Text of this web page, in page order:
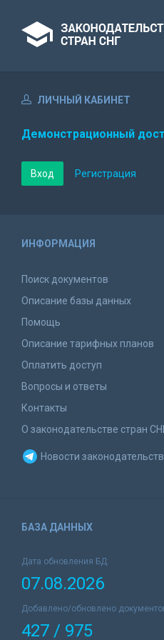
ЛИЧНЫЙ КАБИНЕТ
Демонстрационный
Вход Регистрация
ИНФОРМАЦИЯ
Поиск документов
Описание базы данных
Помощь
Описание тарифных планов
Оплатить доступ
Вопросы и ответы
Контакты
О законодательстве стран
Новости
БАЗА ДАННЫХ
Дата обновления БД:
07.08.2026
Добавлено/обновлено
427 / 975